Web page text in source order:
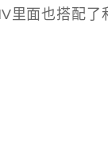
里面也搭配了